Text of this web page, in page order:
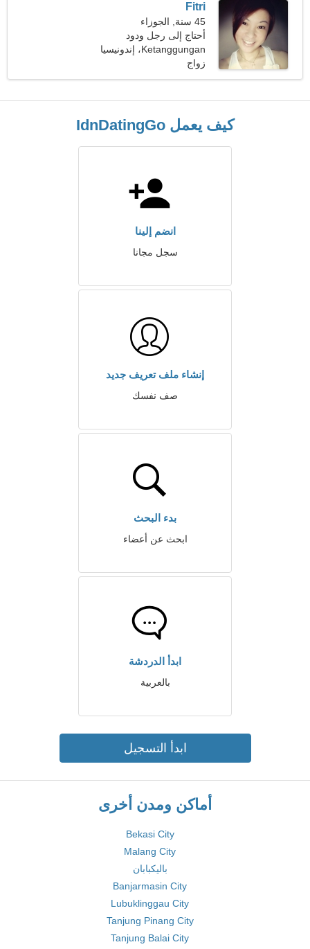
Fitri
45 سنة, الجوزاء
أحتاج إلى رجل ودود
Ketanggungan، إندونيسيا
زواج
كيف يعمل IdnDatingGo
انضم إلينا
سجل مجانا
إنشاء ملف تعريف جديد
صف نفسك
بدء البحث
ابحث عن أعضاء
ابدأ الدردشة
بالعربية
ابدأ التسجيل
أماكن ومدن أخرى
Bekasi City
Malang City
باليكبابان
Banjarmasin City
Lubuklinggau City
Tanjung Pinang City
Tanjung Balai City